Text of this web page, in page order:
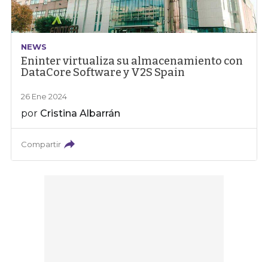
NEWS
Eninter virtualiza su almacenamiento con
DataCore Software y V2S Spain
26 Ene 2024
por Cristina Albarrán
Compartir